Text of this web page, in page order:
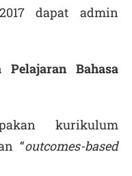
dapat admin
Bahasa
kurikulum
“outcomes-based